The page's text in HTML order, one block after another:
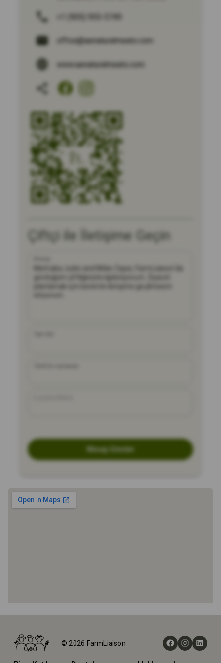
office@aenaturalmeats.com
www.aenaturalmeats.com
Çiftçi ile İletişime Geçin
Mesajı Gönder
Çiftlikler
AE Natural Meats
© 2026 FarmLiaison